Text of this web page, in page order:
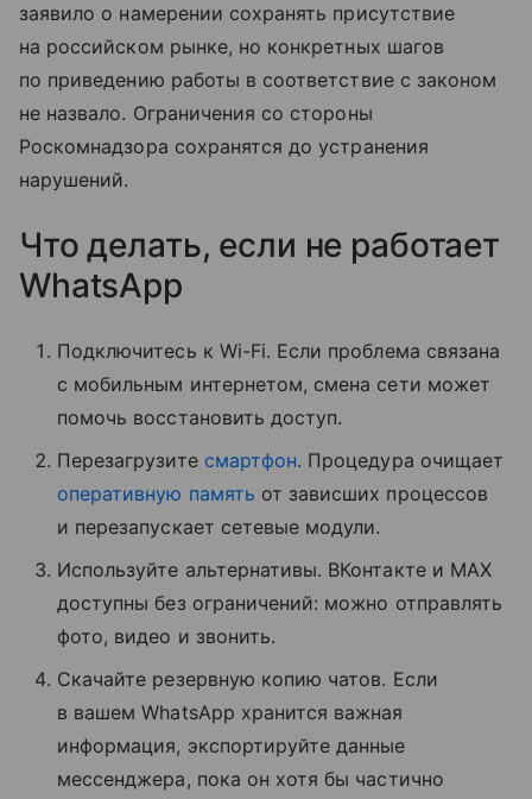
заявило о намерении сохранять присутствие
на российском рынке, но конкретных шагов
по приведению работы в соответствие с законом
не назвало. Ограничения со стороны
Роскомнадзора сохранятся до устранения
нарушений.
Что делать, если не работает
WhatsApp
Подключитесь к Wi-Fi. Если проблема связана
с мобильным интернетом, смена сети может
помочь восстановить доступ.
Перезагрузите смартфон. Процедура очищает
оперативную память от зависших процессов
и перезапускает сетевые модули.
Используйте альтернативы. ВКонтакте и MAX
доступны без ограничений: можно отправлять
фото, видео и звонить.
Скачайте резервную копию чатов. Если
в вашем WhatsApp хранится важная
информация, экспортируйте данные
мессенджера, пока он хотя бы частично